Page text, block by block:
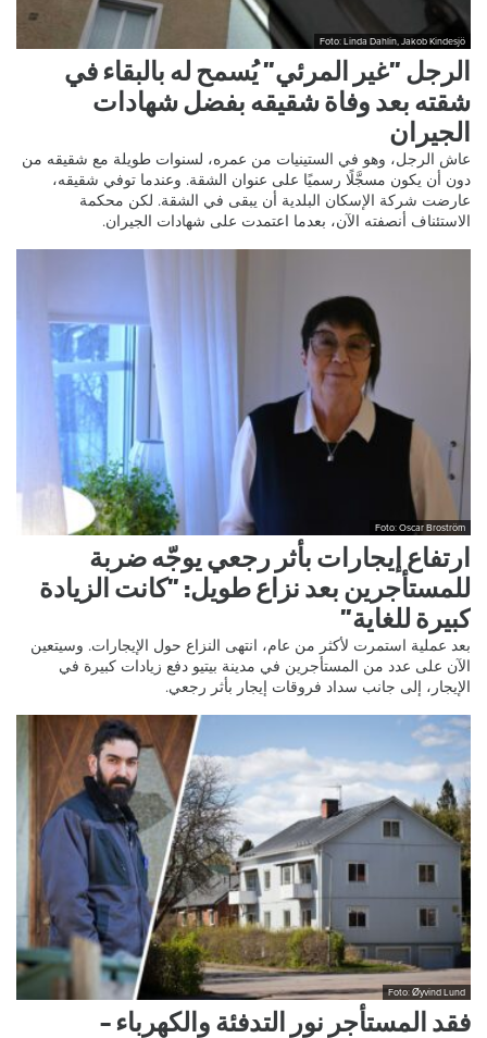
Foto: Linda Dahlin, Jakob Kindesjö
الرجل ”غير المرئي” يُسمح له بالبقاء في
شقته بعد وفاة شقيقه بفضل شهادات
الجيران
عاش الرجل، وهو في الستينيات من عمره، لسنوات طويلة مع شقيقه من
دون أن يكون مسجَّلًا رسميًا على عنوان الشقة. وعندما توفي شقيقه،
عارضت شركة الإسكان البلدية أن يبقى في الشقة. لكن محكمة
الاستئناف أنصفته الآن، بعدما اعتمدت على شهادات الجيران.
Foto: Oscar Broström
ارتفاع إيجارات بأثر رجعي يوجّه ضربة
للمستأجرين بعد نزاع طويل: ”كانت الزيادة
كبيرة للغاية”
بعد عملية استمرت لأكثر من عام، انتهى النزاع حول الإيجارات. وسيتعين
الآن على عدد من المستأجرين في مدينة بيتيو دفع زيادات كبيرة في
الإيجار، إلى جانب سداد فروقات إيجار بأثر رجعي.
Foto: Øyvind Lund
فقد المستأجر نور التدفئة والكهرباء –